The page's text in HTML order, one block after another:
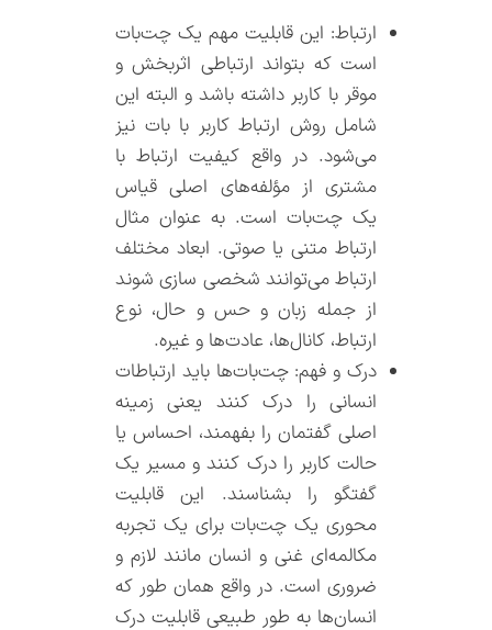
ارتباط: این قابلیت مهم یک چت‌بات‌
است که بتواند ارتباطی اثربخش و
موقر با کاربر داشته باشد و البته این
شامل روش ارتباط کاربر با بات نیز
می‌شود. در واقع کیفیت ارتباط با
مشتری از مؤلفه‌های اصلی قیاس
یک چت‌بات‌ است. به عنوان مثال
ارتباط متنی یا صوتی. ابعاد مختلف
ارتباط می‌توانند شخصی سازی شوند
از جمله زبان و حس و حال، نوع
ارتباط، کانال‌ها، عادت‌ها و غیره.
درک و فهم: چت‌بات‌‌ها باید ارتباطات
انسانی را درک کنند یعنی زمینه
اصلی گفتمان را بفهمند، احساس یا
حالت کاربر را درک کنند و مسیر یک
گفتگو را بشناسند. این قابلیت
محوری یک چت‌بات‌ برای یک تجربه
مکالمه‌ای غنی و انسان مانند لازم و
ضروری است. در واقع همان طور که
انسان‌ها به طور طبیعی قابلیت درک